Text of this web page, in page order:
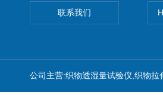
联系我们
公司主营:织物透湿量试验仪,织物